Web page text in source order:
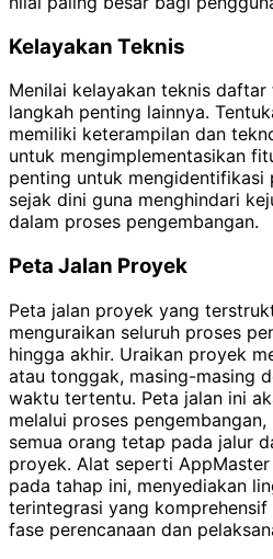
Kelayakan Teknis
Menilai kelayakan teknis
langkah penting lainnya.
memiliki keterampilan dan
untuk mengimplementasikan
penting untuk mengidentifikasi
sejak dini guna menghindari
dalam proses pengembangan.
Peta Jalan Proyek
Peta jalan proyek yang
menguraikan seluruh proses
hingga akhir. Uraikan proyek
atau tonggak, masing-masing
waktu tertentu. Peta jalan ini
melalui proses
semua orang tetap pada jalur
proyek. Alat seperti
pada tahap ini, menyediakan
terintegrasi yang
fase perencanaan dan